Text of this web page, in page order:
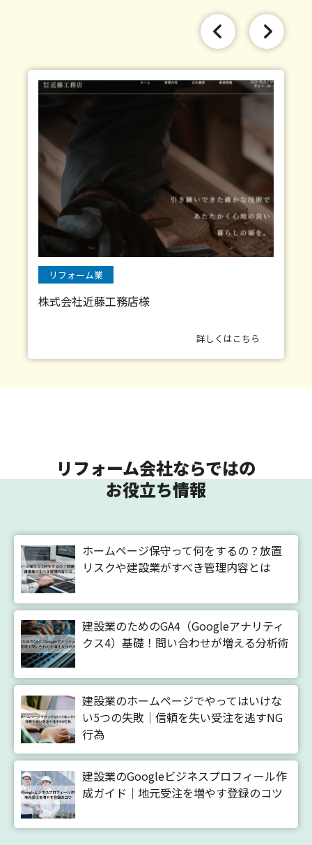
リフォーム業
株式会社近藤工務店様
詳しくはこちら
リフォーム会社ならではの
お役立ち情報
ホームページ保守って何をするの？放置
リスクや建設業がすべき管理内容とは
建設業のためのGA4（Googleアナリティ
クス4）基礎！問い合わせが増える分析術
建設業のホームページでやってはいけな
い5つの失敗｜信頼を失い受注を逃すNG
行為
建設業のGoogleビジネスプロフィール作
成ガイド｜地元受注を増やす登録のコツ